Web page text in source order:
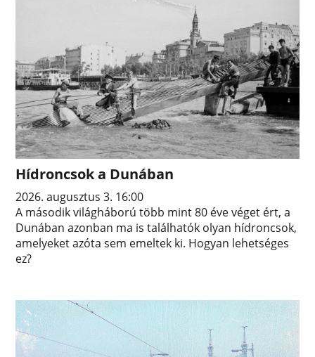
Hídroncsok a Dunában
2026. augusztus 3. 16:00
A második világháború több mint 80 éve véget ért, a
Dunában azonban ma is találhatók olyan hídroncsok,
amelyeket azóta sem emeltek ki. Hogyan lehetséges
ez?